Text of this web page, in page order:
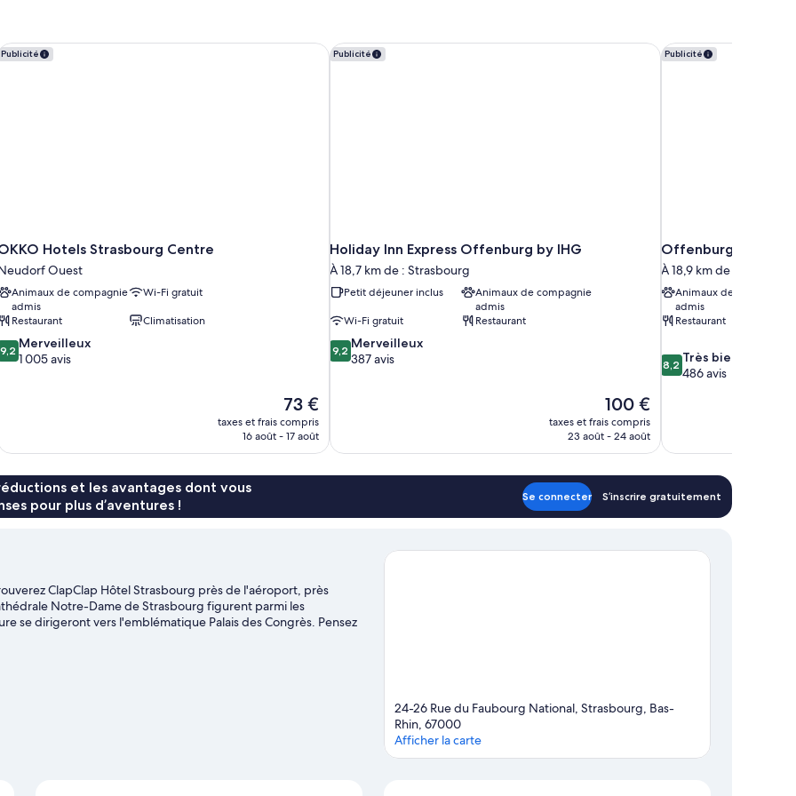
Publicité
Hotels Strasbourg Centre
Ouest
Animaux de compagnie
admis
Wi-Fi gratuit
Restaurant
Climatisation
9,2 Merveilleux
1 005 avis
Le
nouveau
prix
73 €
73 €
taxes et frais compris
16 août - 17 août
Hotels Strasbourg Centre Publicité
Holiday Inn Express Offenburg by IHG
À 18,7 km de : Strasbourg
Petit déjeuner inclus
Animaux de compagnie
admis
Wi-Fi gratuit
Restaurant
9.2
sur
9,2 Merveilleux
387 avis
Le
nouveau
prix
100 €
100 €
taxes et frais compris
23 août - 24 août
Holiday Inn Express Offenburg by IHG Publicité
Offenburg City
À 18,9 km de :
Animaux de compagnie
admis
Restaurant
8.2
sur
8,2 Très bien
486 avis
Offenburg City
et les avantages dont vous
pour plus d’aventures !
Se connecter S’inscrire gratuitement
ClapClap Hôtel Strasbourg près de l'aéroport, près
Notre-Dame de Strasbourg figurent parmi les
se dirigeront vers l'emblématique Palais des Congrès. Pensez
Rohan à votre liste de choses à voir.
24-26 Rue du Faubourg National, Strasbourg, Bas-
Rhin, 67000
Afficher la carte